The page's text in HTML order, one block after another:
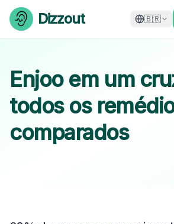
Skip to content
Dizzout 🇧🇷
Enjoo em um
todos os
comparados